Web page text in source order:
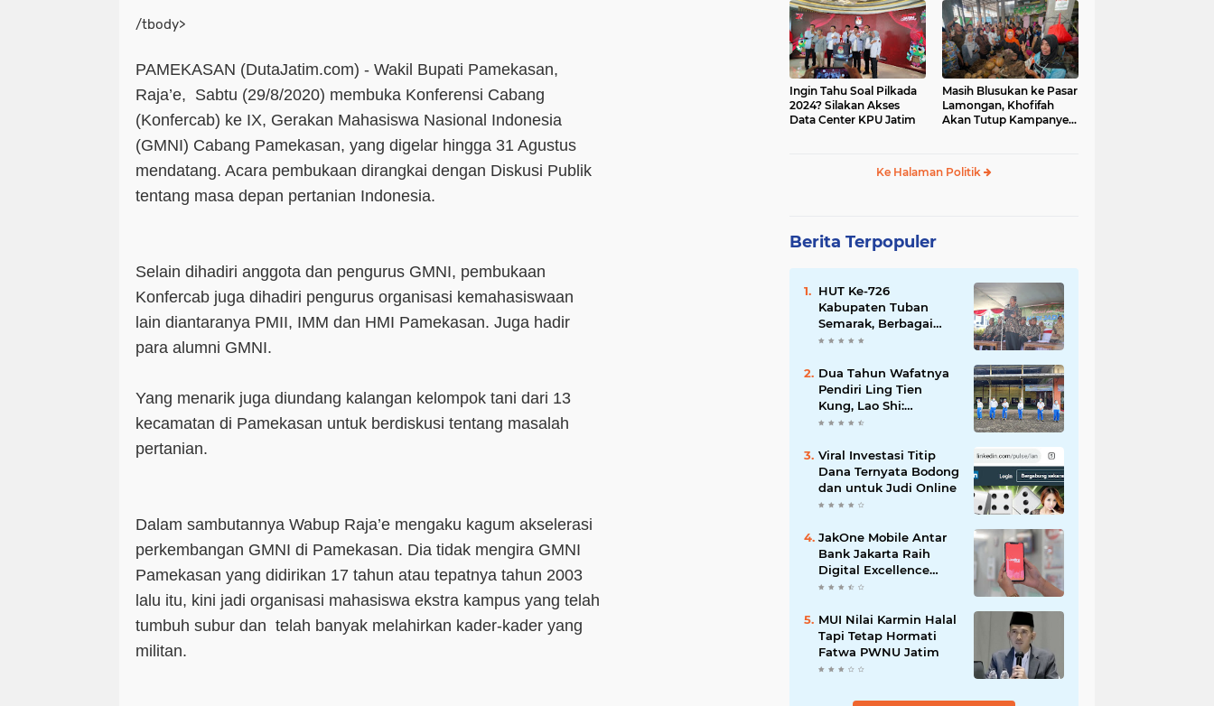
/tbody>
PAMEKASAN (DutaJatim.com) - Wakil Bupati Pamekasan,
Raja’e, Sabtu (29/8/2020) membuka Konferensi Cabang
(Konfercab) ke IX, Gerakan Mahasiswa Nasional Indonesia
(GMNI) Cabang Pamekasan, yang digelar hingga 31 Agustus
mendatang. Acara pembukaan dirangkai dengan Diskusi Publik
tentang masa depan pertanian Indonesia.
Selain dihadiri anggota dan pengurus GMNI, pembukaan
Konfercab juga dihadiri pengurus organisasi kemahasiswaan
lain diantaranya PMII, IMM dan HMI Pamekasan. Juga hadir
para alumni GMNI.
Yang menarik juga diundang kalangan kelompok tani dari 13
kecamatan di Pamekasan untuk berdiskusi tentang masalah
pertanian.
Dalam sambutannya Wabup Raja’e mengaku kagum akselerasi
perkembangan GMNI di Pamekasan. Dia tidak mengira GMNI
Pamekasan yang didirikan 17 tahun atau tepatnya tahun 2003
lalu itu, kini jadi organisasi mahasiswa ekstra kampus yang telah
tumbuh subur dan telah banyak melahirkan kader-kader yang
militan.
Ingin Tahu Soal Pilkada
2024? Silakan Akses
Data Center KPU Jatim
Masih Blusukan ke Pasar
Lamongan, Khofifah
Akan Tutup Kampanye
Ke Halaman Politik
Berita Terpopuler
HUT Ke-726
Kabupaten Tuban
Semarak, Berbagai
Prestasinya Pun
Dua Tahun Wafatnya
Pendiri Ling Tien
Kung, Lao Shi:
Amanah Harus Kita
Viral Investasi Titip
Dana Ternyata Bodong
dan untuk Judi Online
JakOne Mobile Antar
Bank Jakarta Raih
Digital Excellence
Awards 2026
MUI Nilai Karmin Halal
Tapi Tetap Hormati
Fatwa PWNU Jatim